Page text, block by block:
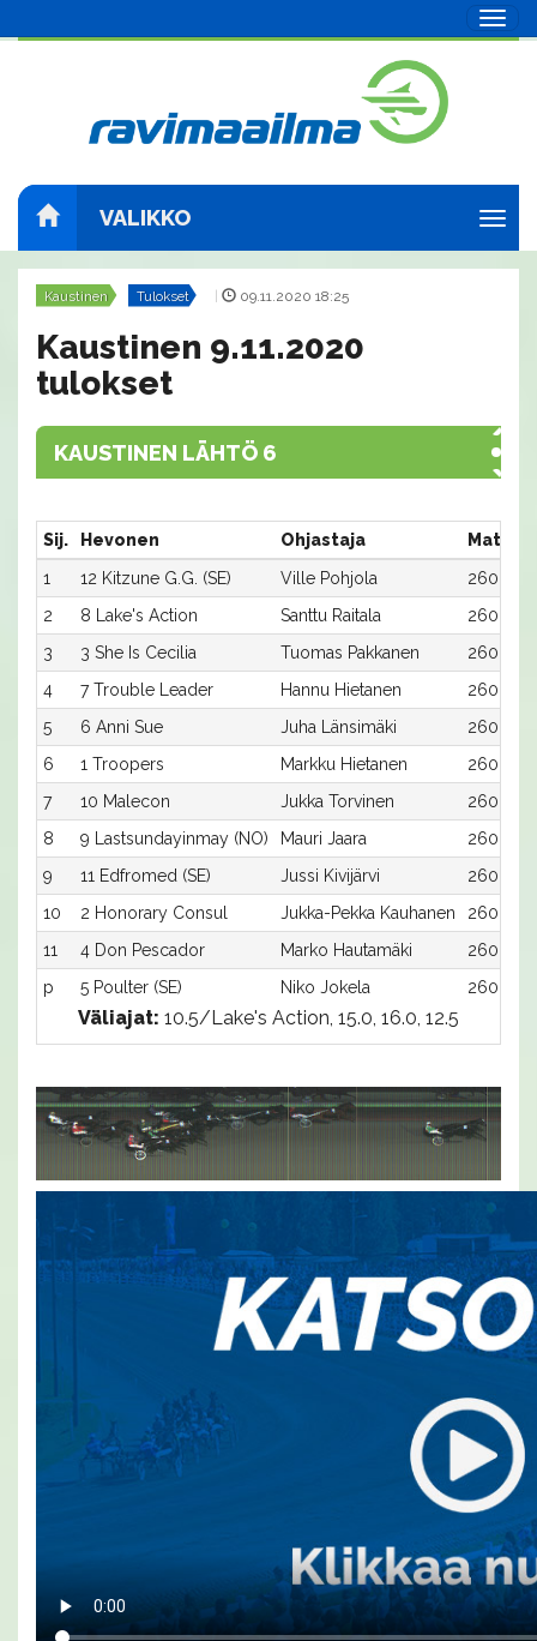
VALIKKO
Kaustinen Tulokset 09.11.2020 18:25
Kaustinen 9.11.2020
tulokset
KAUSTINEN LÄHTÖ 6
Sij. Hevonen Ohjastaja
1
12 Kitzune G.G. (SE) Ville Pohjola
2600:12
2
8 Lake's Action Santtu Raitala
2600:8
3
3 She Is Cecilia Tuomas Pakkanen
2600:3
4
7 Trouble Leader Hannu Hietanen
2600:7
5
6 Anni Sue Juha Länsimäki
2600:6
6
1 Troopers Markku Hietanen
2600:1
7
10 Malecon Jukka Torvinen
2600:10
8
9 Lastsundayinmay (NO) Mauri Jaara
2600:9
9
11 Edfromed (SE) Jussi Kivijärvi
2600:11
10
2 Honorary Consul Jukka-Pekka Kauhanen
2600:2
11
4 Don Pescador Marko Hautamäki
2600:4
p
5 Poulter (SE) Niko Jokela 2600:5
Väliajat: 10.5/Lake's Action, 15.0, 16.0, 12.5